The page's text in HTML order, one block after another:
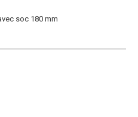
soc 180 mm